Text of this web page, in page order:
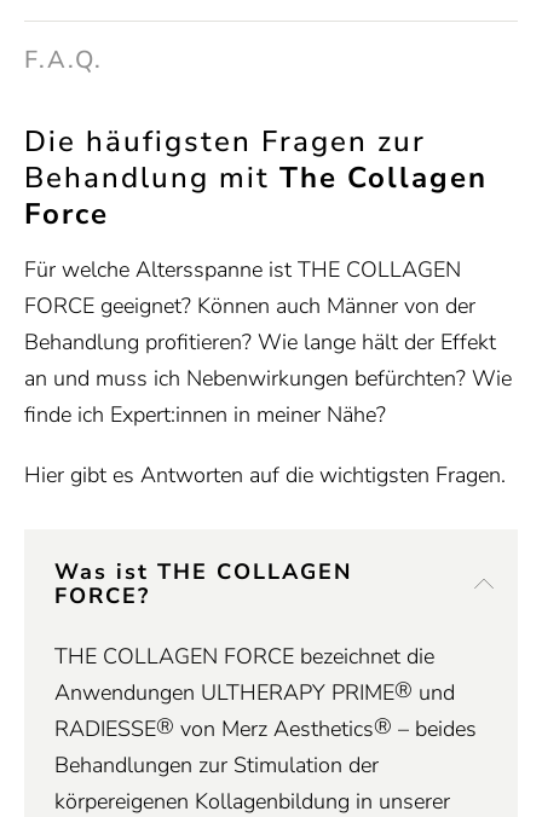
F.A.Q.
Die häufigsten Fragen zur
Behandlung mit The Collagen
Force
Für welche Altersspanne ist THE COLLAGEN
FORCE geeignet? Können auch Männer von der
Behandlung profitieren? Wie lange hält der Effekt
an und muss ich Nebenwirkungen befürchten? Wie
finde ich Expert:innen in meiner Nähe?
Hier gibt es Antworten auf die wichtigsten Fragen.
Was ist THE COLLAGEN
FORCE?
THE COLLAGEN FORCE bezeichnet die
Anwendungen ULTHERAPY PRIME® und
RADIESSE® von Merz Aesthetics® – beides
Behandlungen zur Stimulation der
körpereigenen Kollagenbildung in unserer